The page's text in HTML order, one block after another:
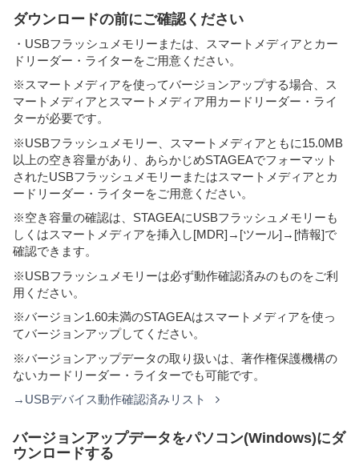
ダウンロードの前にご確認ください
・USBフラッシュメモリーまたは、スマートメディアとカー
ドリーダー・ライターをご用意ください。
※スマートメディアを使ってバージョンアップする場合、ス
マートメディアとスマートメディア用カードリーダー・ライ
ターが必要です。
※USBフラッシュメモリー、スマートメディアともに15.0MB
以上の空き容量があり、あらかじめSTAGEAでフォーマット
されたUSBフラッシュメモリーまたはスマートメディアとカ
ードリーダー・ライターをご用意ください。
※空き容量の確認は、STAGEAにUSBフラッシュメモリーも
しくはスマートメディアを挿入し[MDR]→[ツール]→[情報]で
確認できます。
※USBフラッシュメモリーは必ず動作確認済みのものをご利
用ください。
※バージョン1.60未満のSTAGEAはスマートメディアを使っ
てバージョンアップしてください。
※バージョンアップデータの取り扱いは、著作権保護機構の
ないカードリーダー・ライターでも可能です。
→USBデバイス動作確認済みリスト
バージョンアップデータをパソコン(Windows)にダ
ウンロードする